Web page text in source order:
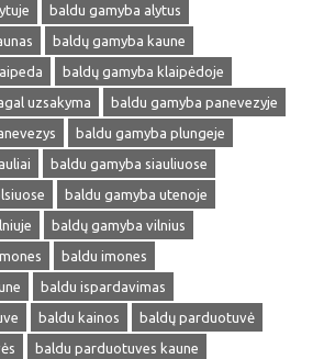
baldu gamyba alytus
baldų gamyba kaune
baldų gamyba klaipėdoje
uzsakyma
baldu gamyba panevezyje
baldu gamyba plungeje
baldu gamyba siauliuose
baldu gamyba utenoje
baldų gamyba vilnius
baldu imones
baldu ispardavimas
baldu kainos
baldų parduotuvė
baldu parduotuves kaune